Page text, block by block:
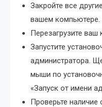
Закройте все
вашем компьютере.
Перезагрузите ваш
Запустите
администратора.
мыши по
«Запуск от имени
Проверьте